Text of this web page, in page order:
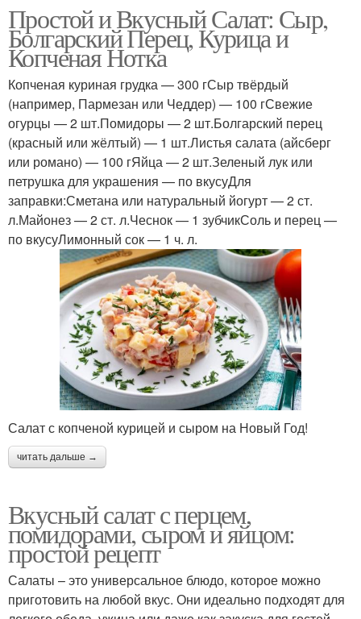
Простой и Вкусный Салат: Сыр,
Болгарский Перец, Курица и
Копченая Нотка
Копченая куриная грудка — 300 гСыр твёрдый
(например, Пармезан или Чеддер) — 100 гСвежие
огурцы — 2 шт.Помидоры — 2 шт.Болгарский перец
(красный или жёлтый) — 1 шт.Листья салата (айсберг
или романо) — 100 гЯйца — 2 шт.Зеленый лук или
петрушка для украшения — по вкусуДля
заправки:Сметана или натуральный йогурт — 2 ст.
л.Майонез — 2 ст. л.Чеснок — 1 зубчикСоль и перец —
по вкусуЛимонный сок — 1 ч. л.
Салат с копченой курицей и сыром на Новый Год!
читать дальше →
Вкусный салат с перцем,
помидорами, сыром и яйцом:
простой рецепт
Салаты – это универсальное блюдо, которое можно
приготовить на любой вкус. Они идеально подходят для